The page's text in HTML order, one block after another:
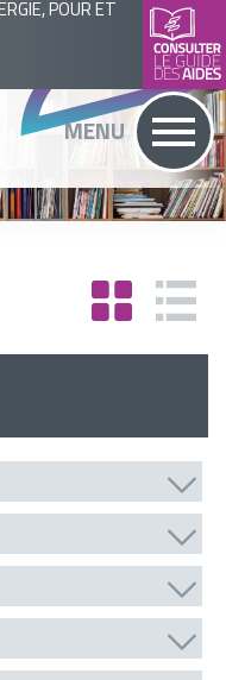
POUR ET
MENU